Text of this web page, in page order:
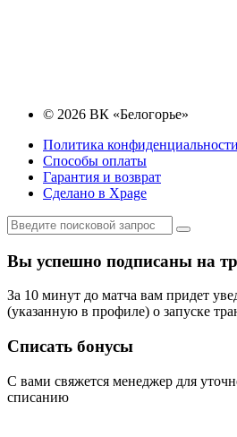
© 2026 ВК «Белогорье»
Политика конфиденциальности
Способы оплаты
Гарантия и возврат
Сделано в Xpage
Вы успешно подписаны на
За 10 минут до матча вам придет
(указанную в профиле) о запуске
Списать бонусы
С вами свяжется менеджер для
списанию